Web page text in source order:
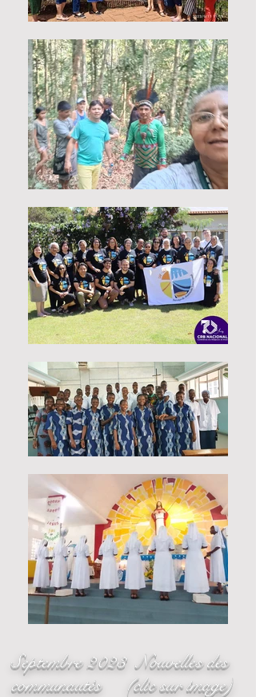
Septembre 2023 Nouvelles des
communautés (clic sur image)